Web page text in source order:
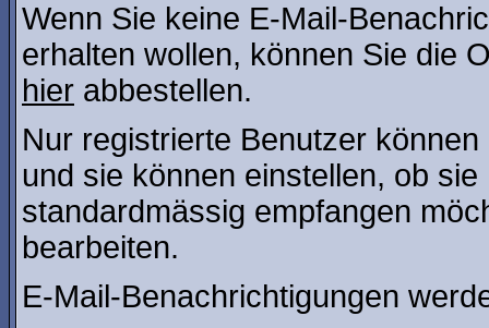
Wenn Sie keine E-Mail-
erhalten wollen, können Sie die
hier abbestellen.
Nur registrierte Benutzer
und sie können einstellen, ob
standardmässig empfangen
bearbeiten.
E-Mail-Benachrichtigungen